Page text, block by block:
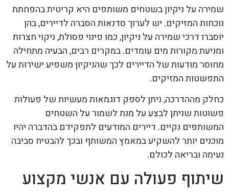
שמירה על ניקיון בשטחים משותפים היא קריטית בהפחתת
נוכחות המזיקים. יש לערוך סדנאות הסברה לדיירים, בהן
יוסברו דרכי שמירה על ניקיון, כמו פינוי פסולת, ניקוי חצרות
ומניעת מקורות מים עומדים. במקרים רבים, הבעיה מתחילה
מחוסר מודעות של הדיירים לכך שהניקיון משפיע ישירות על
התפשטות המזיקים.
כחלק מההדרכה, ניתן לספק דוגמאות מעשיות של פעולות
פשוטות שניתן לבצע על מנת לשמור על השטחים
המשותפים נקיים. דיירים המודעים לתפקידם בהדברה יהיו
מוכנים יותר להשקיע במאמץ המשותף ובכך להבטיח סביבה
נעימה ובריאה לכולם.
שיתוף פעולה עם אנשי מקצוע